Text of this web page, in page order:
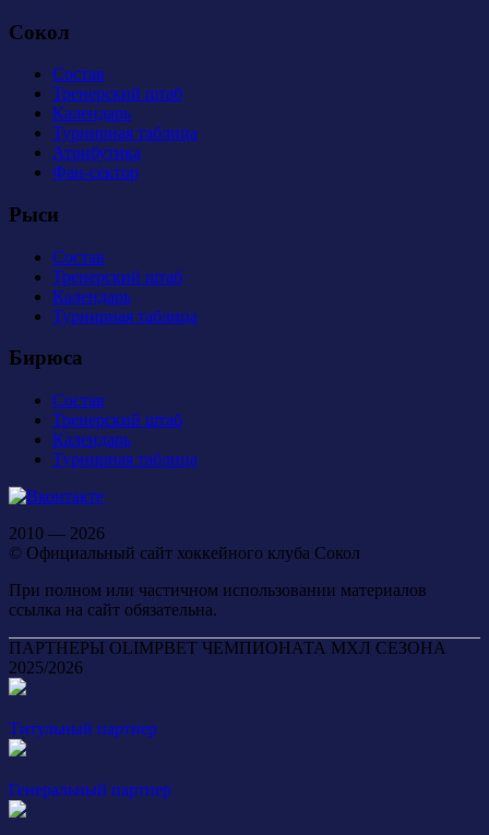
Сокол
Состав
Тренерский штаб
Календарь
Турнирная таблица
Атрибутика
Фан-сектор
Рыси
Состав
Тренерский штаб
Календарь
Турнирная таблица
Бирюса
Состав
Тренерский штаб
Календарь
Турнирная таблица
2010 — 2026
© Официальный сайт хоккейного клуба Сокол
При полном или частичном использовании материалов
ссылка на сайт обязательна.
ПАРТНЕРЫ OLIMPBET ЧЕМПИОНАТА МХЛ СЕЗОНА
2025/2026
Титульный партнер
Генеральный партнер